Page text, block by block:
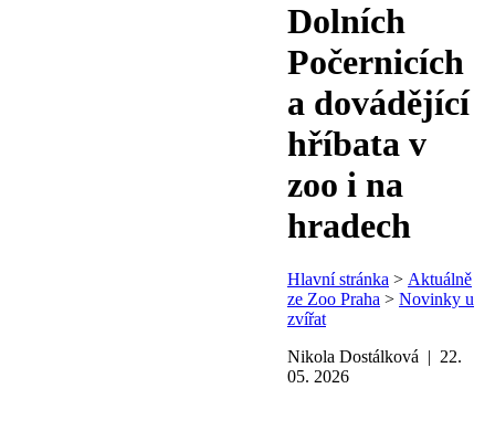
Dolních
Počernicích
a dovádějící
hříbata v
zoo i na
hradech
Hlavní stránka > Aktuálně
ze Zoo Praha > Novinky u
zvířat
Nikola Dostálková | 22.
05. 2026